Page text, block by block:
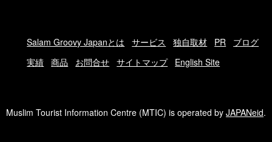
Salam Groovy Japanとは サービス 独自取材 PR
ブログ
実績
商品 お問合せ サイトマップ English Site
Muslim Tourist Information Centre (MTIC) is operated by JAPANeid.